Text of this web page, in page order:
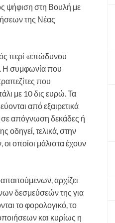
ψήφιση στη Βουλή με
της Νέας
περί «επώδυνου
Η συμφωνία που
που
με 10 δις ευρώ. Τα
από εξαιρετικά
σε απόγνωση δεκάδες ή
οδηγεί, τελικά, στην
οποίοι μάλιστα έχουν
αρχίζει
δεσμεύσεών της για
το φορολογικό, το
και κυρίως η